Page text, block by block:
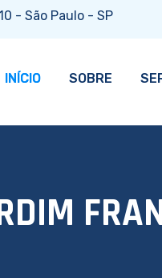
- São Paulo - SP
INÍCIO SOBRE
DIM FRA